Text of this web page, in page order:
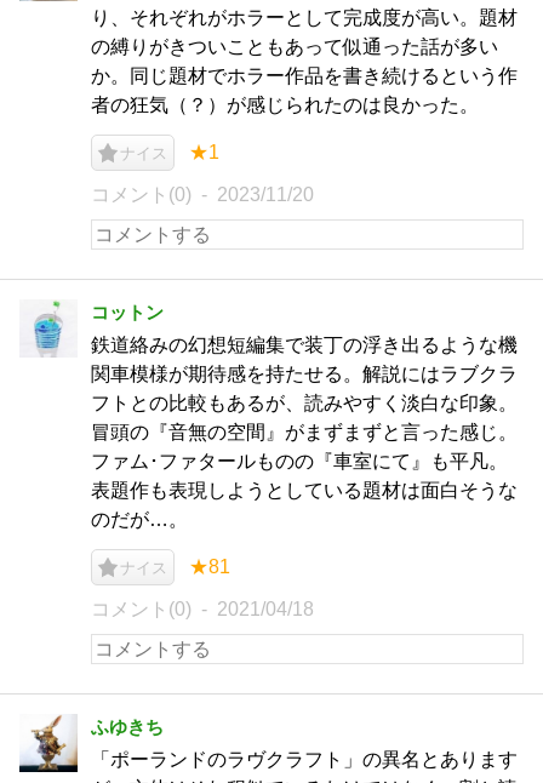
り、それぞれがホラーとして完成度が高い。題材
の縛りがきついこともあって似通った話が多い
か。同じ題材でホラー作品を書き続けるという作
者の狂気（？）が感じられたのは良かった。
ナイス ★1
コメント(0) 2023/11/20
コットン
鉄道絡みの幻想短編集で装丁の浮き出るような機
関車模様が期待感を持たせる。解説にはラブクラ
フトとの比較もあるが、読みやすく淡白な印象。
冒頭の『音無の空間』がまずまずと言った感じ。
ファム･ファタールものの『車室にて』も平凡。
表題作も表現しようとしている題材は面白そうな
のだが…。
ナイス ★81
コメント(0) 2021/04/18
ふゆきち
「ポーランドのラヴクラフト」の異名とあります